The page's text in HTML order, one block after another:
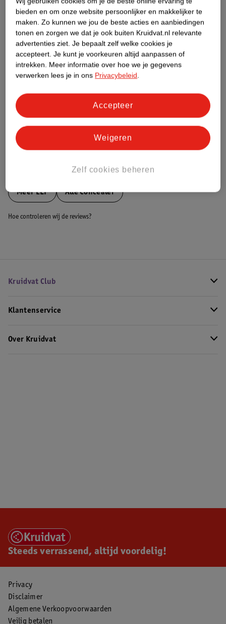
Etiketinformatie
Nature Impact Score
Dit product heeft (nog) geen Nature
Impact Score.
Bestel & Bezorginformatie
MeerELF Alle Concealer
Hoe controleren wij de reviews?
Kruidvat Club
Klantenservice
Over Kruidvat
Steeds verrassend, altijd voordelig!
Privacy
Disclaimer
Algemene Verkoopvoorwaarden
Veilig betalen
bieden en om onze website persoonlijker en makkelijker te
maken. Zo kunnen we jou de beste acties en aanbiedingen
tonen en zorgen we dat je ook buiten Kruidvat.nl relevante
advertenties ziet. Je bepaalt zelf welke cookies je
accepteert. Je kunt je voorkeuren altijd aanpassen of
intrekken. Meer informatie over hoe we je gegevens
verwerken lees je in ons Privacybeleid.
Zelf cookies beheren
Weigeren
Accepteer